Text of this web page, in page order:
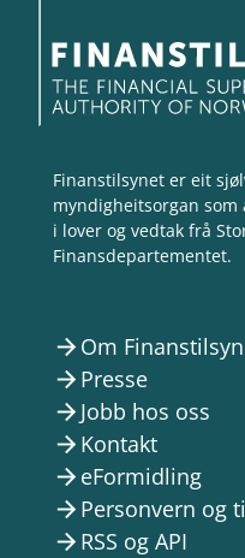
Finanstilsynet er eit
myndigheitsorgan
i lover og vedtak frå
Finansdepartementet.
arrow_forward Om
arrow_forward Presse
arrow_forward Jobb hos oss
arrow_forward Kontakt
arrow_forward eFormidling
arrow_forward Personvern og
arrow_forward RSS og API